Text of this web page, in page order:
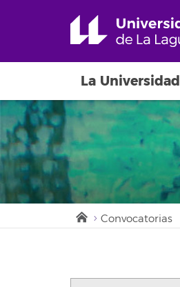
La Universidad
Convocatorias